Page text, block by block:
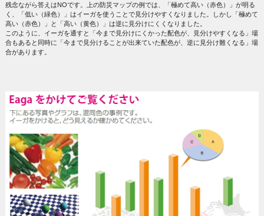
残念ながら答えはNOです。上の防災マップの例では、「極めて高い（赤色）」が明る
く、「低い（緑色）」はイーガを使うことで見分けやすくなりました。しかし「極めて
高い（赤色）」と「高い（黄色）」は逆に見分けにくくなりました。
このように、イーガを通すと「今まで見分けにくかった配色が、見分けやすくなる」場
合もあると同時に「今まで見分けることが出来ていた配色が、逆に見分け難くなる」場
合があります。